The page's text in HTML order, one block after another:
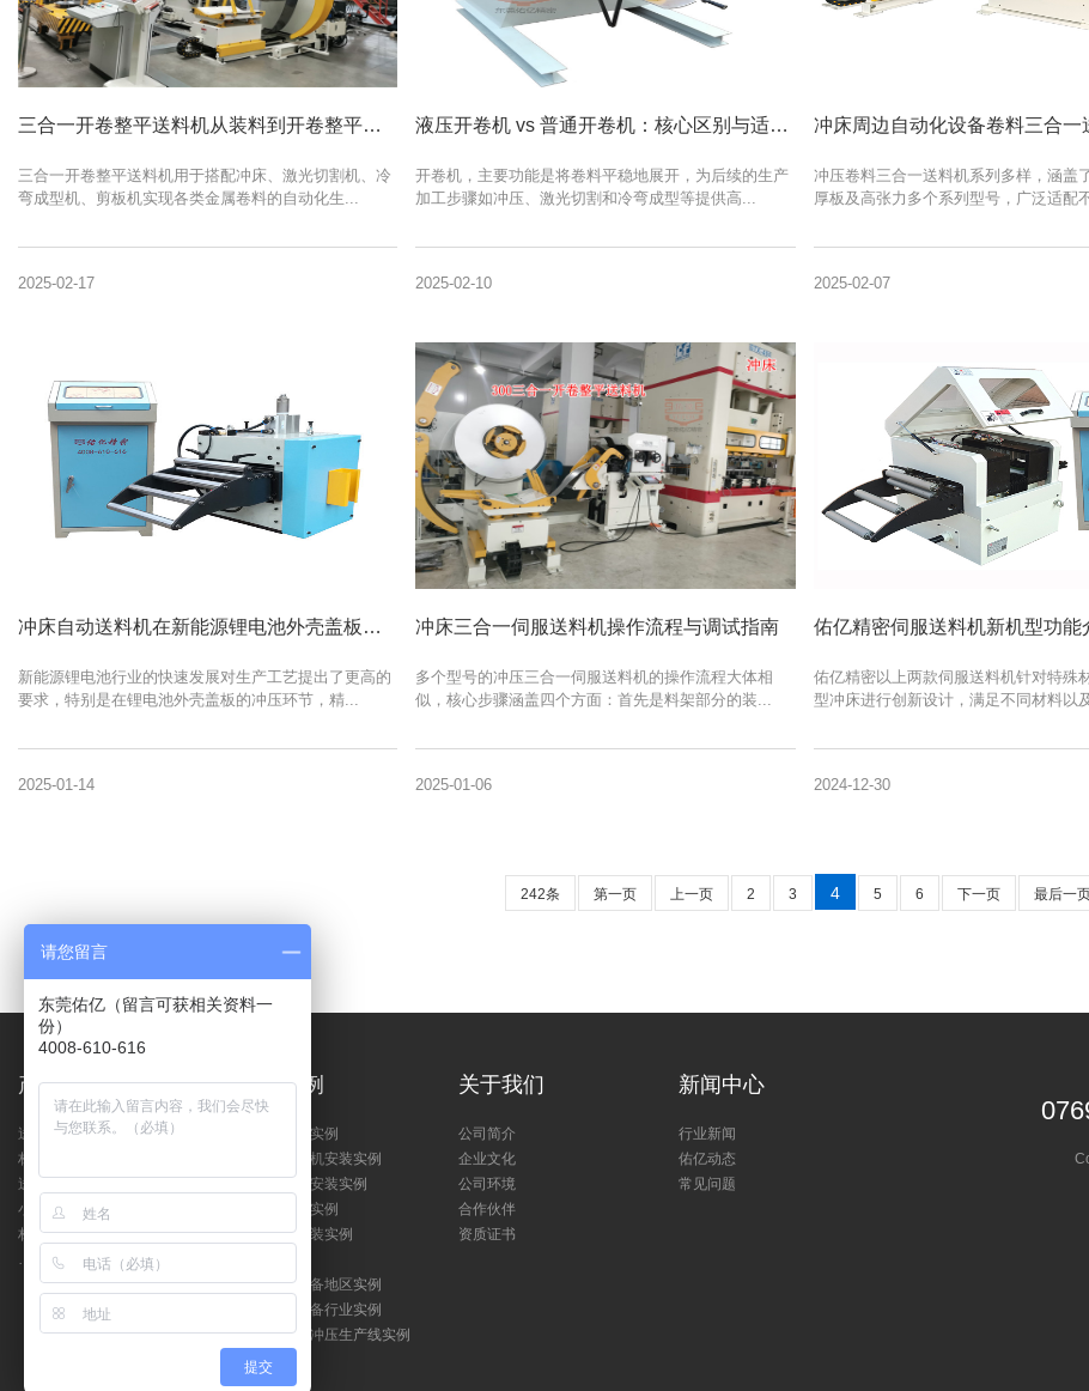
三合一开卷整平送料机从装料到开卷整平送料操作使用方法讲解
三合一开卷整平送料机用于搭配冲床、激光切割机、冷
弯成型机、剪板机实现各类金属卷料的自动化生...
2025-02-17
液压开卷机 vs 普通开卷机：核心区别与适用场景全解析
开卷机，主要功能是将卷料平稳地展开，为后续的生产
加工步骤如冲压、激光切割和冷弯成型等提供高...
2025-02-10
冲压卷料三合一送料机系列多样，涵盖
厚板及高张力多个系列型号，广泛适配
2025-02-07
冲床自动送料机在新能源锂电池外壳盖板冲压成型生产中的应用
新能源锂电池行业的快速发展对生产工艺提出了更高的
要求，特别是在锂电池外壳盖板的冲压环节，精...
2025-01-14
冲床三合一伺服送料机操作流程与调试指南
多个型号的冲压三合一伺服送料机的操作流程大体相
似，核心步骤涵盖四个方面：首先是料架部分的装...
2025-01-06
佑亿精密以上两款伺服送料机针对特殊
型冲床进行创新设计，满足不同材料以
2024-12-30
242条 第一页 上一页 2 3 4 5 6 下一页 最后一
产品中心
送料机
材料整平机
送料器
小型冲床
材料架
……
客户案例
送料机安装实例
三合一送料机安装实例
矫正整平机安装实例
开卷机安装实例
小型冲床安装实例
冲床周边设备地区实例
冲床周边设备行业实例
新能源自动冲压生产线实例
关于我们
公司简介
企业文化
公司环境
合作伙伴
资质证书
新闻中心
行业新闻
佑亿动态
常见问题
请您留言
东莞佑亿（留言可获相关资料一
份）
4008-610-616
提交